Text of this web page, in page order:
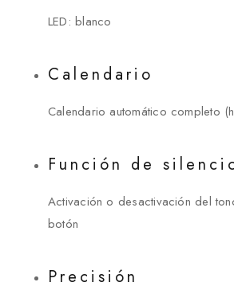
LED: blanco
Calendario
Calendario automático completo
Función de
Activación o desactivación del
botón
Precisión